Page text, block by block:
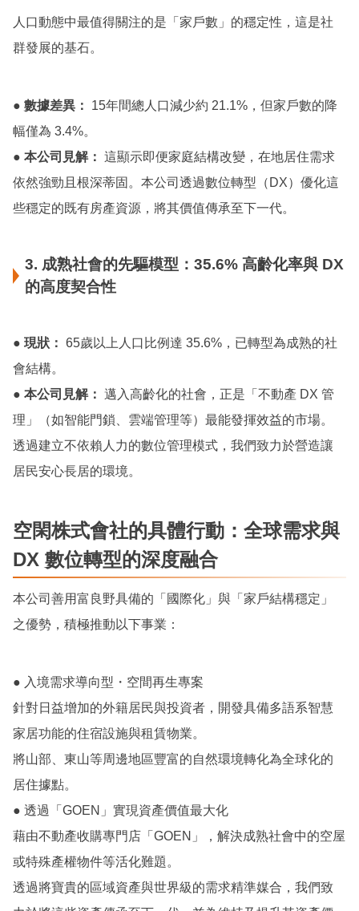
人口動態中最值得關注的是「家戶數」的穩定性，這是社
群發展的基石。
● 數據差異：
15年間總人口減少約 21.1%，但家戶數的降
幅僅為 3.4%。
● 本公司見解： 這顯示即便家庭結構改變，在地居住需求
依然強勁且根深蒂固。本公司透過數位轉型（DX）優化這
些穩定的既有房產資源，將其價值傳承至下一代。
3. 成熟社會的先驅模型：35.6% 高齡化率與 DX
的高度契合性
● 現狀： 65歲以上人口比例達 35.6%，已轉型為成熟的社
會結構。
● 本公司見解： 邁入高齡化的社會，正是「不動產 DX 管
理」（如智能門鎖、雲端管理等）最能發揮效益的市場。
透過建立不依賴人力的數位管理模式，我們致力於營造讓
居民安心長居的環境。
空閑株式會社的具體行動：全球需求與
DX 數位轉型的深度融合
本公司善用富良野具備的「國際化」與「家戶結構穩定」
之優勢，積極推動以下事業：
● 入境需求導向型・空間再生專案
針對日益增加的外籍居民與投資者，開發具備多語系智慧
家居功能的住宿設施與租賃物業。
將山部、東山等周邊地區豐富的自然環境轉化為全球化的
居住據點。
● 透過「GOEN」實現資產價值最大化
藉由不動產收購專門店「GOEN」，解決成熟社會中的空屋
或特殊產權物件等活化難題。
透過將寶貴的區域資產與世界級的需求精準媒合，我們致